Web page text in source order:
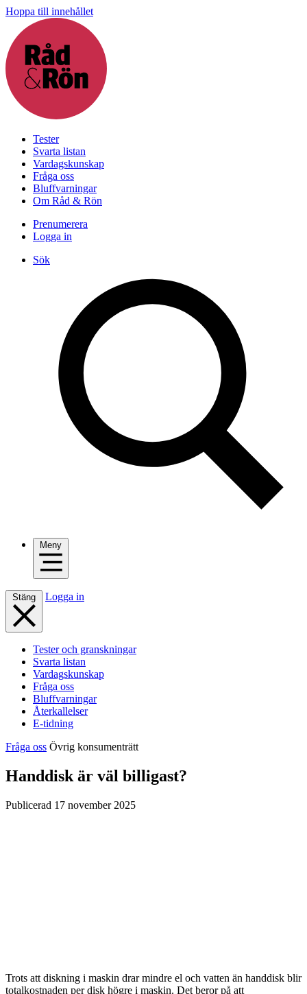
Hoppa till innehållet
Tester
Svarta listan
Vardagskunskap
Fråga oss
Bluffvarningar
Om Råd & Rön
Prenumerera
Logga in
Sök
Meny
Stäng Logga in
Tester och granskningar
Svarta listan
Vardagskunskap
Fråga oss
Bluffvarningar
Återkallelser
E-tidning
Fråga oss Övrig konsumenträtt
Handdisk är väl billigast?
Publicerad 17 november 2025
Trots att diskning i maskin drar mindre el och vatten än handdisk blir
totalkostnaden per disk högre i maskin. Det beror på att